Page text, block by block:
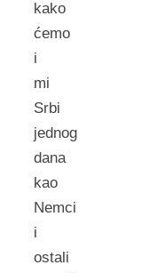
kako
ćemo
i
mi
Srbi
jednog
dana
kao
Nemci
i
ostali